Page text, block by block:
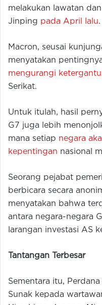
melakukan lawatan
Jinping pada April lalu.
Macron, seusai
menyatakan
mengurangi
Serikat.
Untuk itulah, hasil
G7 juga lebih
mana setiap negara
kepentingan nasional
Seorang pejabat
berbicara secara
menyatakan bahwa
antara negara-negara
larangan investasi AS
Tantangan Terbesar
Sementara itu,
Sunak kepada